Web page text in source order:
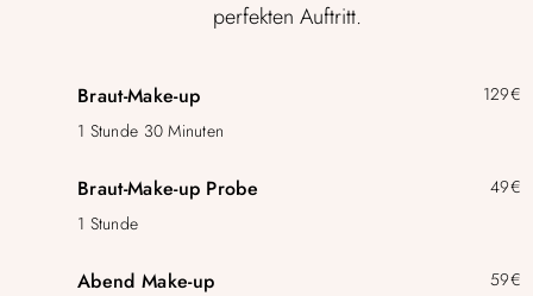
perfekten Auftritt.
Braut-Make-up
129€
1 Stunde 30 Minuten
Braut-Make-up Probe
49€
1 Stunde
Abend Make-up
59€